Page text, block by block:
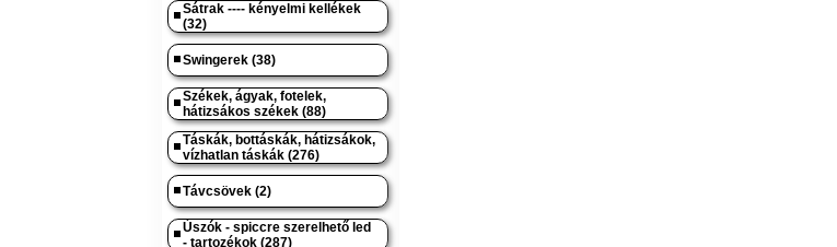
Sátrak ---- kényelmi kellékek
(32)
Swingerek (38)
Székek, ágyak, fotelek,
hátizsákos székek (88)
Táskák, bottáskák, hátizsákok,
vízhatlan táskák (276)
Távcsövek (2)
Úszók - spiccre szerelhető led
- tartozékok (287)